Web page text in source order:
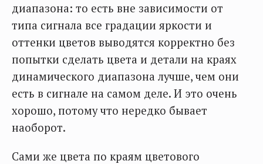
диапазона: то есть вне зависимости от
типа сигнала все градации яркости и
оттенки цветов выводятся корректно без
попытки сделать цвета и детали на краях
динамического диапазона лучше, чем они
есть в сигнале на самом деле. И это очень
хорошо, потому что нередко бывает
наоборот.
Сами же цвета по краям цветового